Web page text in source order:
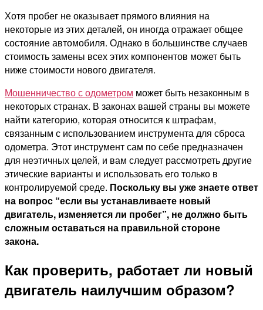
Хотя пробег не оказывает прямого влияния на
некоторые из этих деталей, он иногда отражает общее
состояние автомобиля. Однако в большинстве случаев
стоимость замены всех этих компонентов может быть
ниже стоимости нового двигателя.
Мошенничество с одометром может быть незаконным в
некоторых странах. В законах вашей страны вы можете
найти категорию, которая относится к штрафам,
связанным с использованием инструмента для сброса
одометра. Этот инструмент сам по себе предназначен
для неэтичных целей, и вам следует рассмотреть другие
этические варианты и использовать его только в
контролируемой среде. Поскольку вы уже знаете ответ
на вопрос “если вы устанавливаете новый
двигатель, изменяется ли пробег”, не должно быть
сложным оставаться на правильной стороне
закона.
Как проверить, работает ли новый
двигатель наилучшим образом?